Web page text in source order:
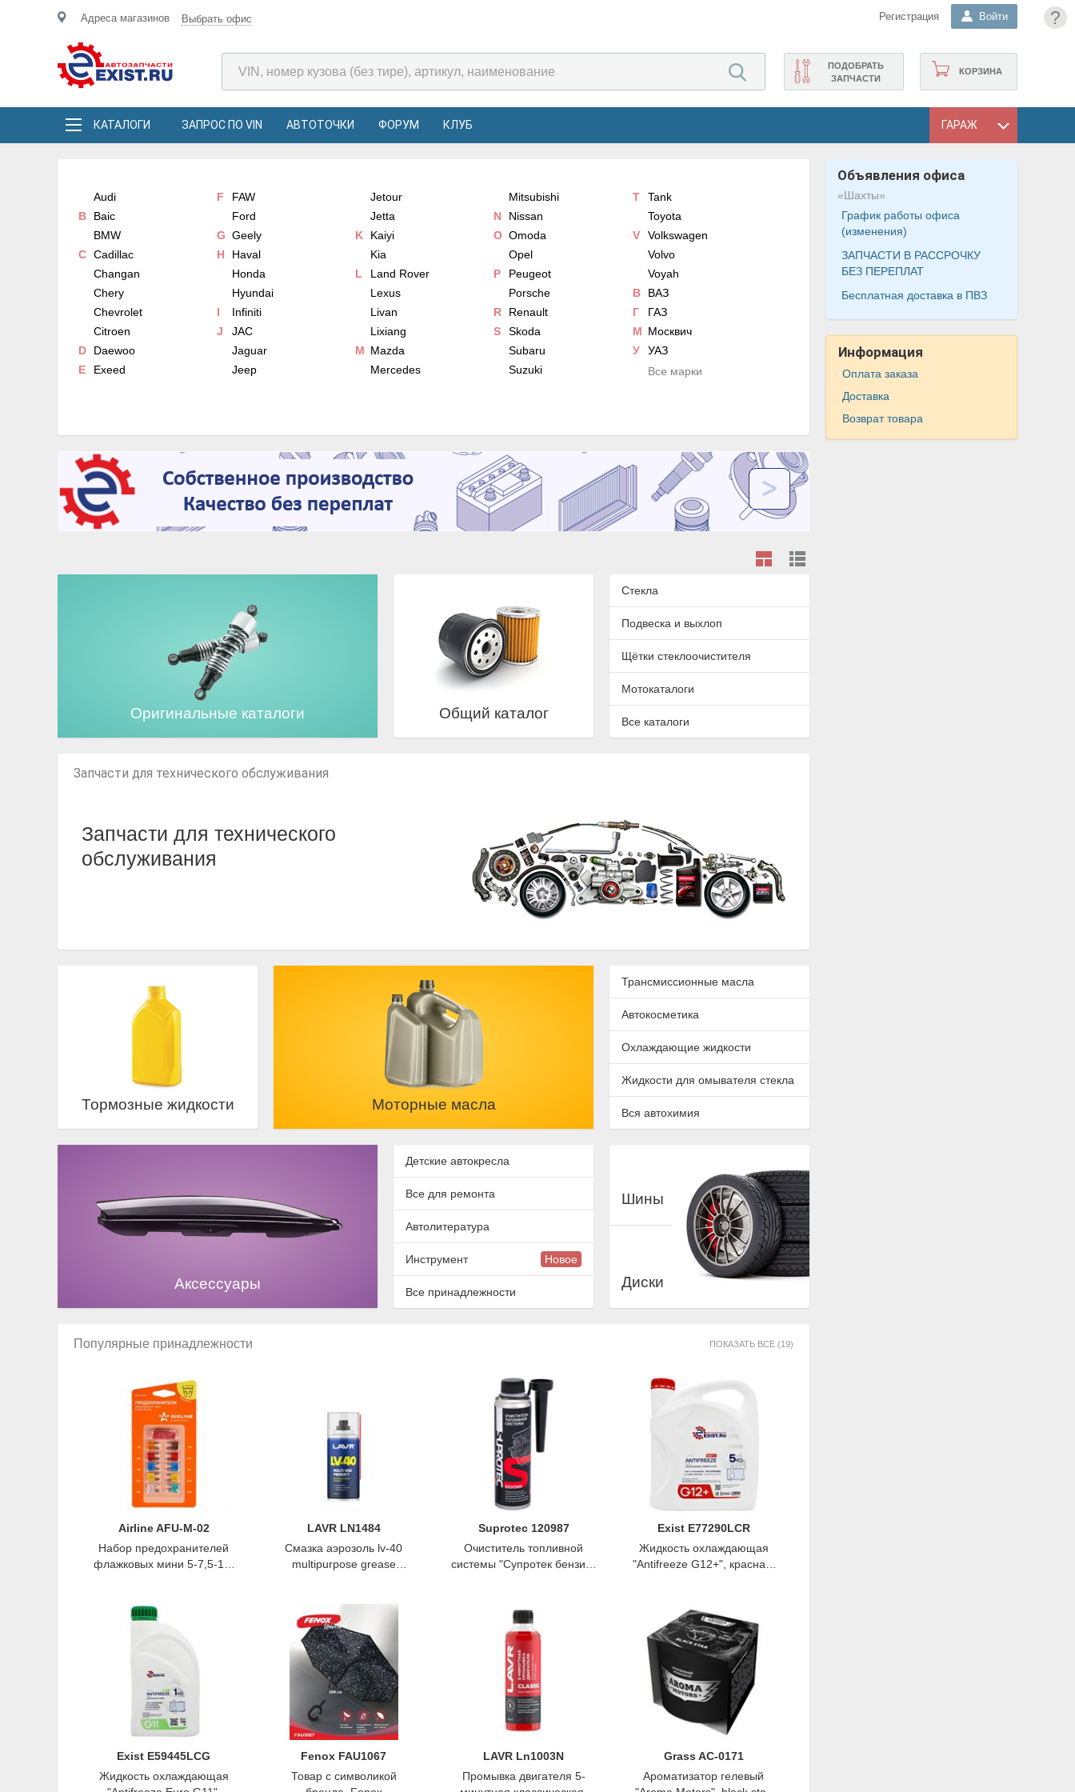
?
Адреса магазинов Выбрать офис Регистрация Войти
КОРЗИНА
ПОДОБРАТЬ
ЗАПЧАСТИ
КАТАЛОГИ ЗАПРОС ПО VIN АВТОТОЧКИ ФОРУМ КЛУБ ГАРАЖ
Audi
B
Baic
BMW
C Cadillac
Changan
Chery
Chevrolet
Citroen
D
Daewoo
E
Exeed
F
FAW
Ford
G Geely
H
Haval
Honda
Hyundai
I
Infiniti
J
JAC
Jaguar
Jeep
Jetour
Jetta
K
Kaiyi
Kia
L
Land Rover
Lexus
Livan
Lixiang
M Mazda
Mercedes
Mitsubishi
N
Nissan
O Omoda
Opel
P
Peugeot
Porsche
R
Renault
S
Skoda
Subaru
Suzuki
T
Tank
Toyota
V
Volkswagen
Volvo
Voyah
В
ВАЗ
Г
ГАЗ
М Москвич
У
УАЗ
Все марки
Оригинальные каталоги Общий каталог
Стекла
Подвеска и выхлоп
Щётки стеклоочистителя
Мотокаталоги
Все каталоги
Запчасти для технического обслуживания
Запчасти для технического
обслуживания
Тормозные жидкости Моторные масла
Трансмиссионные масла
Автокосметика
Охлаждающие жидкости
Жидкости для омывателя стекла
Вся автохимия
Аксессуары
Детские автокресла
Все для ремонта
Автолитература
Инструмент Новое
Все принадлежности
Шины
Диски
Популярные принадлежности ПОКАЗАТЬ ВСЕ (19)
Airline AFU-M-02
Набор предохранителей
флажковых мини 5-7,5-10-
LAVR LN1484
Смазка аэрозоль lv-40
multipurpose grease
Suprotec 120987
Очиститель топливной
системы "Супротек бензин"
Exist E77290LCR
Жидкость охлаждающая
"Antifreeze G12+", красная,
Exist E59445LCG
Жидкость охлаждающая
Fenox FAU1067
Товар с символикой
LAVR Ln1003N
Промывка двигателя 5-
Grass AC-0171
Ароматизатор гелевый
Объявления офиса
«Шахты»
График работы офиса
(изменения)
ЗАПЧАСТИ В РАССРОЧКУ
БЕЗ ПЕРЕПЛАТ
Бесплатная доставка в ПВЗ
Информация
Оплата заказа
Доставка
Возврат товара